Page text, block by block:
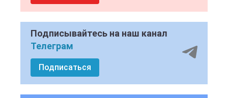
Подписывайтесь на наш канал
Телеграм
Подписаться